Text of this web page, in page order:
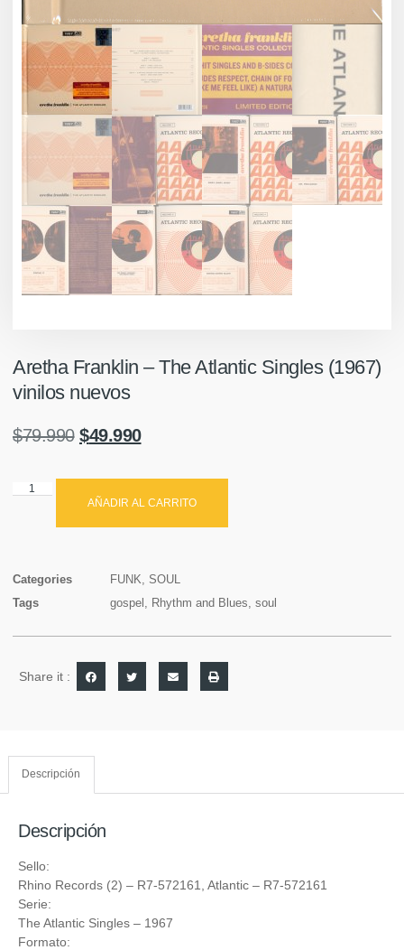
Aretha Franklin – The Atlantic Singles (1967)
vinilos nuevos
$79.990 $49.990
AÑADIR AL CARRITO
Categories FUNK SOUL
Tags
gospel Rhythm and Blues soul
Share it :
Descripción
Descripción
Sello:
Rhino Records (2) – R7-572161, Atlantic – R7-572161
Serie:
The Atlantic Singles – 1967
Formato: